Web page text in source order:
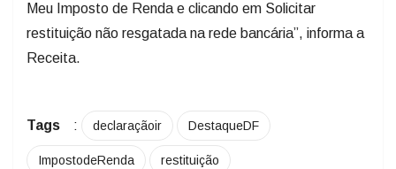
Meu Imposto de Renda e clicando em Solicitar
restituição não resgatada na rede bancária”, informa a
Receita.
Tags : declaraçãoir DestaqueDF
ImpostodeRenda restituição